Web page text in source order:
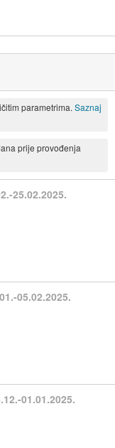
parametrima. Saznaj
prije provođenja
25.02.2025.
05.02.2025.
01.01.2025.